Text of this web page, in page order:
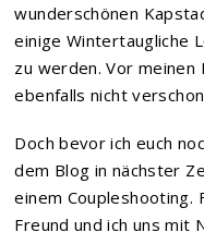
wunderschönen
einige Wintertaugliche
zu werden. Vor
ebenfalls nicht
Doch bevor ich euch
dem Blog in nächster
einem Coupleshooting.
Freund und ich uns mit